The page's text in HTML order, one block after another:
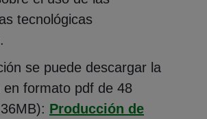
tecnológicas
se puede descargar la
en formato pdf de 48
Producción de